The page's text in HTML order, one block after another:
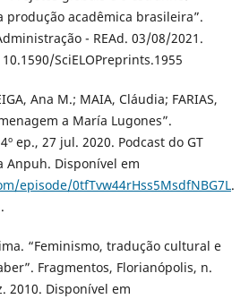
produção acadêmica brasileira”.
- REAd. 03/08/2021.
SciELOPreprints.1955
Ana M.; MAIA, Cláudia; FARIAS,
a María Lugones”.
ep., 27 jul. 2020. Podcast do GT
Anpuh. Disponível em
episode/0tfTvw44rHss5MsdfNBG7L.
“Feminismo, tradução cultural e
Fragmentos, Florianópolis, n.
2010. Disponível em